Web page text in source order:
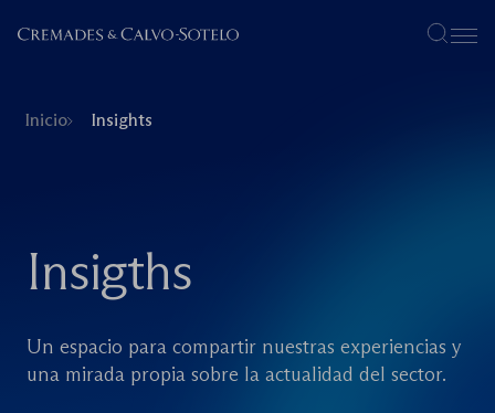
Menú
Inicio Insights
Insigths
Un espacio para compartir nuestras experiencias y
una mirada propia sobre la actualidad del sector.